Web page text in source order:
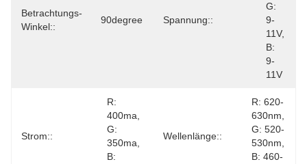
Betrachtungs-
Winkel::
90degree Spannung::
G:
9-
11V,
B:
9-
11V
Strom::
R:
400ma,
G:
350ma,
B:
Wellenlänge::
R: 620-
630nm,
G: 520-
530nm,
B: 460-